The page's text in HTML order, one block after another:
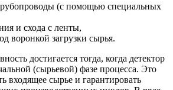
(с помощью специальных
и схода с ленты,
воронкой загрузки сырья.
достигается тогда, когда детектор
(сырьевой) фазе процесса. Это
входящее сырье и гарантировать